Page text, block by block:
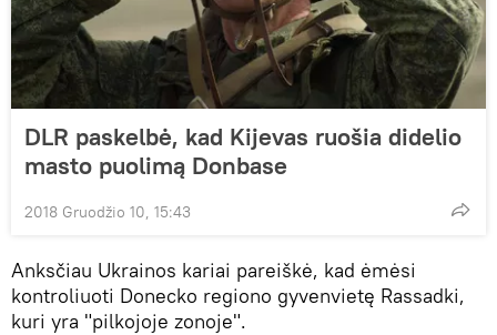
DLR paskelbė, kad Kijevas ruošia didelio
masto puolimą Donbase
2018 Gruodžio 10, 15:43
Anksčiau Ukrainos kariai pareiškė, kad ėmėsi
kontroliuoti Donecko regiono gyvenvietę Rassadki,
kuri yra "pilkojoje zonoje".